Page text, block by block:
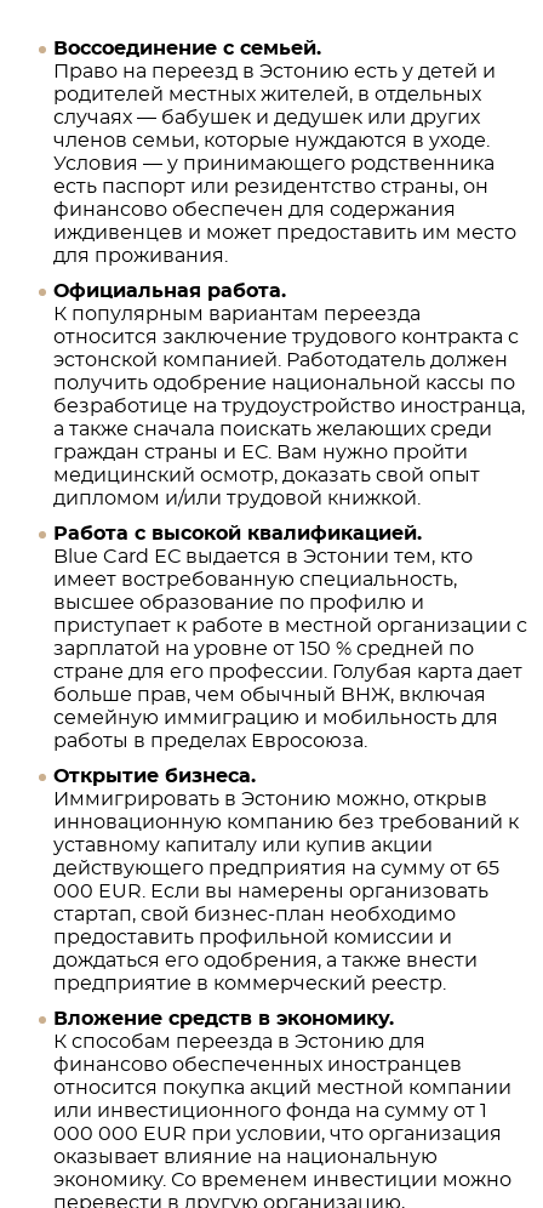
Воссоединение с семьей.
Право на переезд в Эстонию есть у детей и
родителей местных жителей, в отдельных
случаях — бабушек и дедушек или других
членов семьи, которые нуждаются в уходе.
Условия — у принимающего родственника
есть паспорт или резидентство страны, он
финансово обеспечен для содержания
иждивенцев и может предоставить им место
для проживания.
Официальная работа.
К популярным вариантам переезда
относится заключение трудового контракта с
эстонской компанией. Работодатель должен
получить одобрение национальной кассы по
безработице на трудоустройство иностранца,
а также сначала поискать желающих среди
граждан страны и ЕС. Вам нужно пройти
медицинский осмотр, доказать свой опыт
дипломом и/или трудовой книжкой.
Работа с высокой квалификацией.
Blue Card ЕС выдается в Эстонии тем, кто
имеет востребованную специальность,
высшее образование по профилю и
приступает к работе в местной организации с
зарплатой на уровне от 150 % средней по
стране для его профессии. Голубая карта дает
больше прав, чем обычный ВНЖ, включая
семейную иммиграцию и мобильность для
работы в пределах Евросоюза.
Открытие бизнеса.
Иммигрировать в Эстонию можно, открыв
инновационную компанию без требований к
уставному капиталу или купив акции
действующего предприятия на сумму от 65
000 EUR. Если вы намерены организовать
стартап, свой бизнес-план необходимо
предоставить профильной комиссии и
дождаться его одобрения, а также внести
предприятие в коммерческий реестр.
Вложение средств в экономику.
К способам переезда в Эстонию для
финансово обеспеченных иностранцев
относится покупка акций местной компании
или инвестиционного фонда на сумму от 1
000 000 EUR при условии, что организация
оказывает влияние на национальную
экономику. Со временем инвестиции можно
перевести в другую организацию,